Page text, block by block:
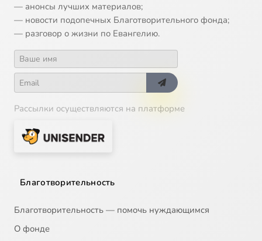
— анонсы лучших материалов;
— новости подопечных Благотворительного фонда;
— разговор о жизни по Евангелию.
Рассылки осуществляются на платформе
Благотворительность
Благотворительность — помочь нуждающимся
О фонде